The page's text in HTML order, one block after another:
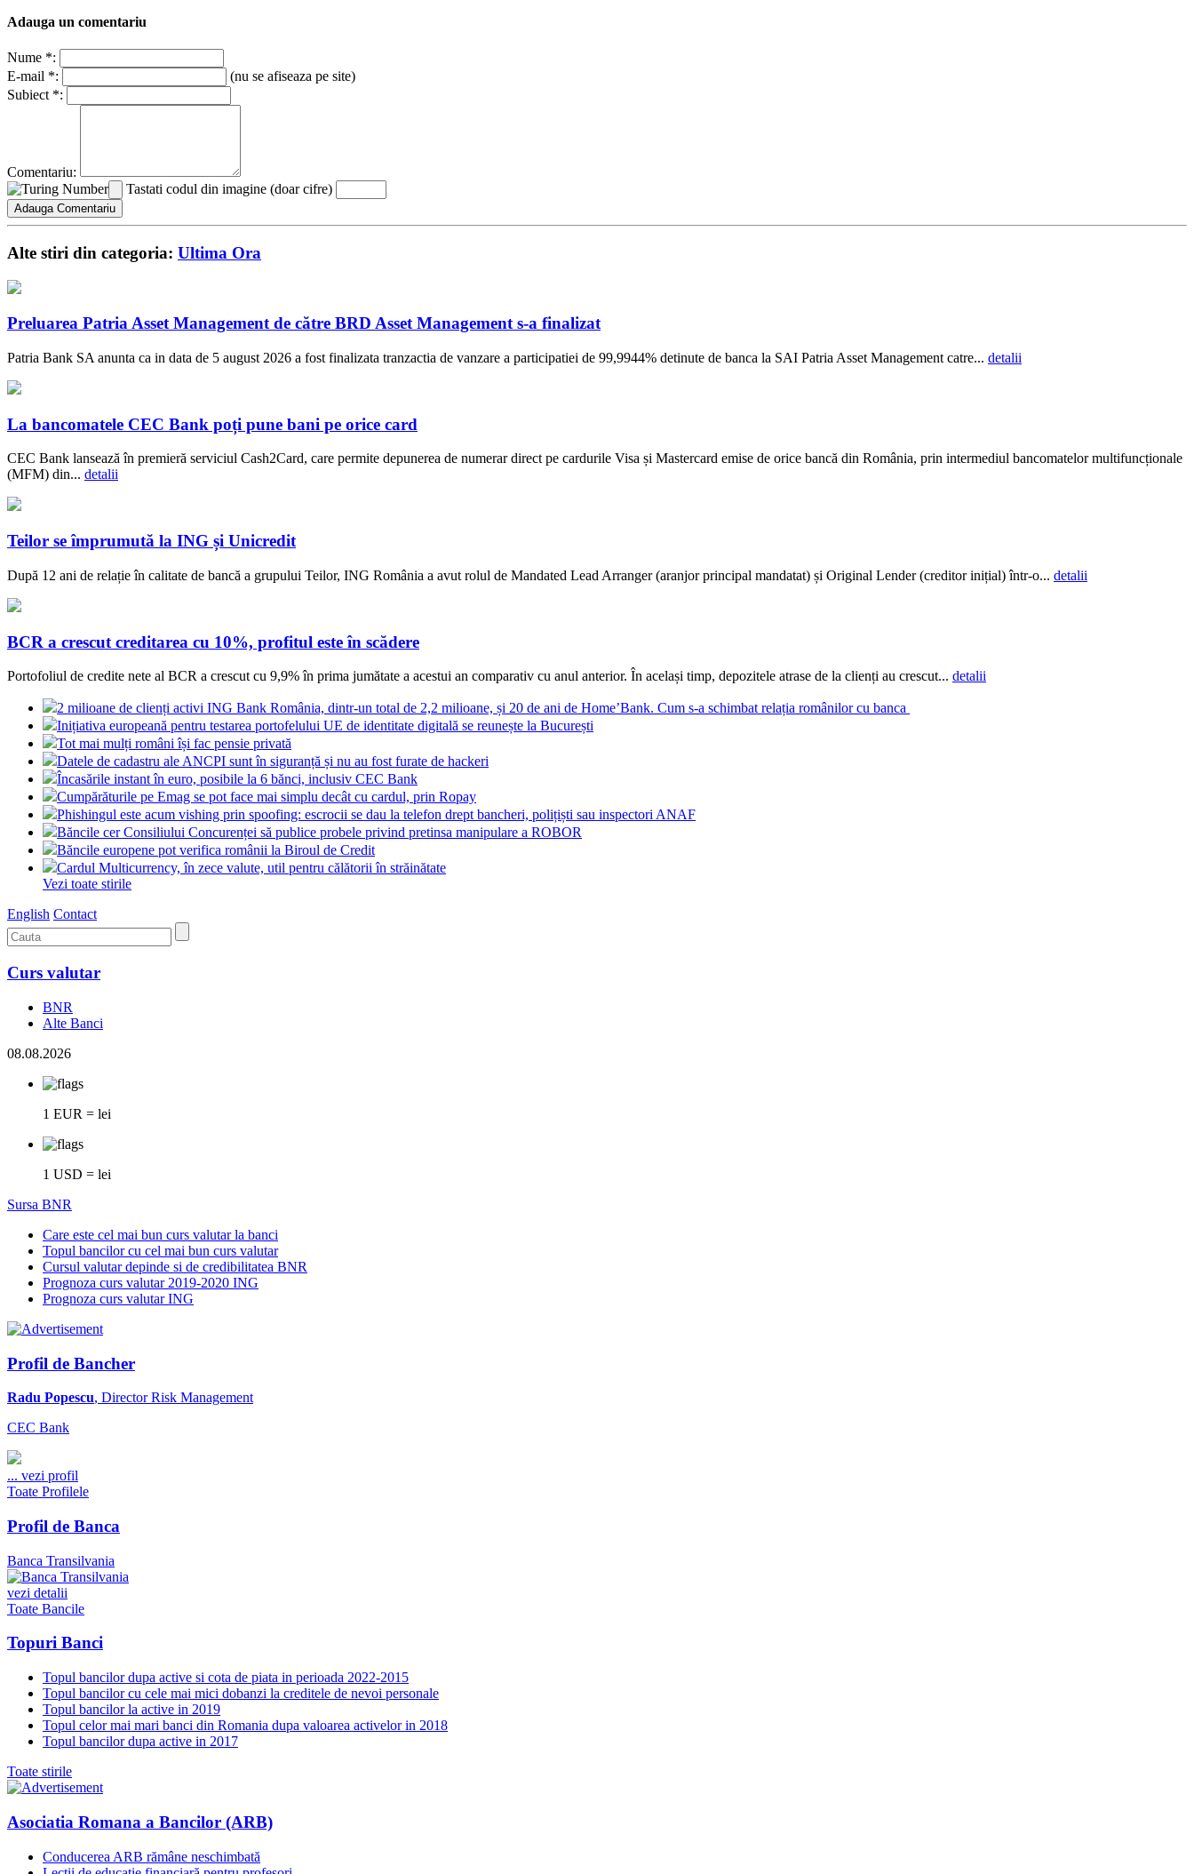
Adauga un comentariu
Nume *:
E-mail *:
(nu se afiseaza pe site)
Subiect *:
Comentariu:
Tastati codul din imagine (doar cifre)
Alte stiri din categoria: Ultima Ora
Preluarea Patria Asset Management de către BRD Asset Management s-a finalizat
Patria Bank SA anunta ca in data de 5 august 2026 a fost finalizata tranzactia de vanzare a participatiei de 99,9944% detinute de banca la SAI Patria Asset Management catre... detalii
La bancomatele CEC Bank poți pune bani pe orice card
CEC Bank lansează în premieră serviciul Cash2Card, care permite depunerea de numerar direct pe cardurile Visa și Mastercard emise de orice bancă din România, prin intermediul bancomatelor multifuncționale
(MFM) din... detalii
Teilor se împrumută la ING și Unicredit
După 12 ani de relație în calitate de bancă a grupului Teilor, ING România a avut rolul de Mandated Lead Arranger (aranjor principal mandatat) și Original Lender (creditor inițial) într-o... detalii
BCR a crescut creditarea cu 10%, profitul este în scădere
Portofoliul de credite nete al BCR a crescut cu 9,9% în prima jumătate a acestui an comparativ cu anul anterior. În același timp, depozitele atrase de la clienți au crescut... detalii
2 milioane de clienți activi ING Bank România, dintr-un total de 2,2 milioane, și 20 de ani de Home’Bank. Cum s-a schimbat relația românilor cu banca
Inițiativa europeană pentru testarea portofelului UE de identitate digitală se reunește la București
Tot mai mulți români își fac pensie privată
Datele de cadastru ale ANCPI sunt în siguranță și nu au fost furate de hackeri
Încasările instant în euro, posibile la 6 bănci, inclusiv CEC Bank
Cumpărăturile pe Emag se pot face mai simplu decât cu cardul, prin Ropay
Phishingul este acum vishing prin spoofing: escrocii se dau la telefon drept bancheri, polițiști sau inspectori ANAF
Băncile cer Consiliului Concurenței să publice probele privind pretinsa manipulare a ROBOR
Băncile europene pot verifica românii la Biroul de Credit
Cardul Multicurrency, în zece valute, util pentru călătorii în străinătate
Vezi toate stirile
English Contact
Curs valutar
BNR
Alte Banci
08.08.2026
1 EUR = lei
1 USD = lei
Sursa BNR
Care este cel mai bun curs valutar la banci
Topul bancilor cu cel mai bun curs valutar
Cursul valutar depinde si de credibilitatea BNR
Prognoza curs valutar 2019-2020 ING
Prognoza curs valutar ING
Profil de Bancher
Radu Popescu, Director Risk Management
CEC Bank
... vezi profil
Toate Profilele
Profil de Banca
Banca Transilvania
vezi detalii
Toate Bancile
Topuri Banci
Topul bancilor dupa active si cota de piata in perioada 2022-2015
Topul bancilor cu cele mai mici dobanzi la creditele de nevoi personale
Topul bancilor la active in 2019
Topul celor mai mari banci din Romania dupa valoarea activelor in 2018
Topul bancilor dupa active in 2017
Toate stirile
Asociatia Romana a Bancilor (ARB)
Conducerea ARB rămâne neschimbată